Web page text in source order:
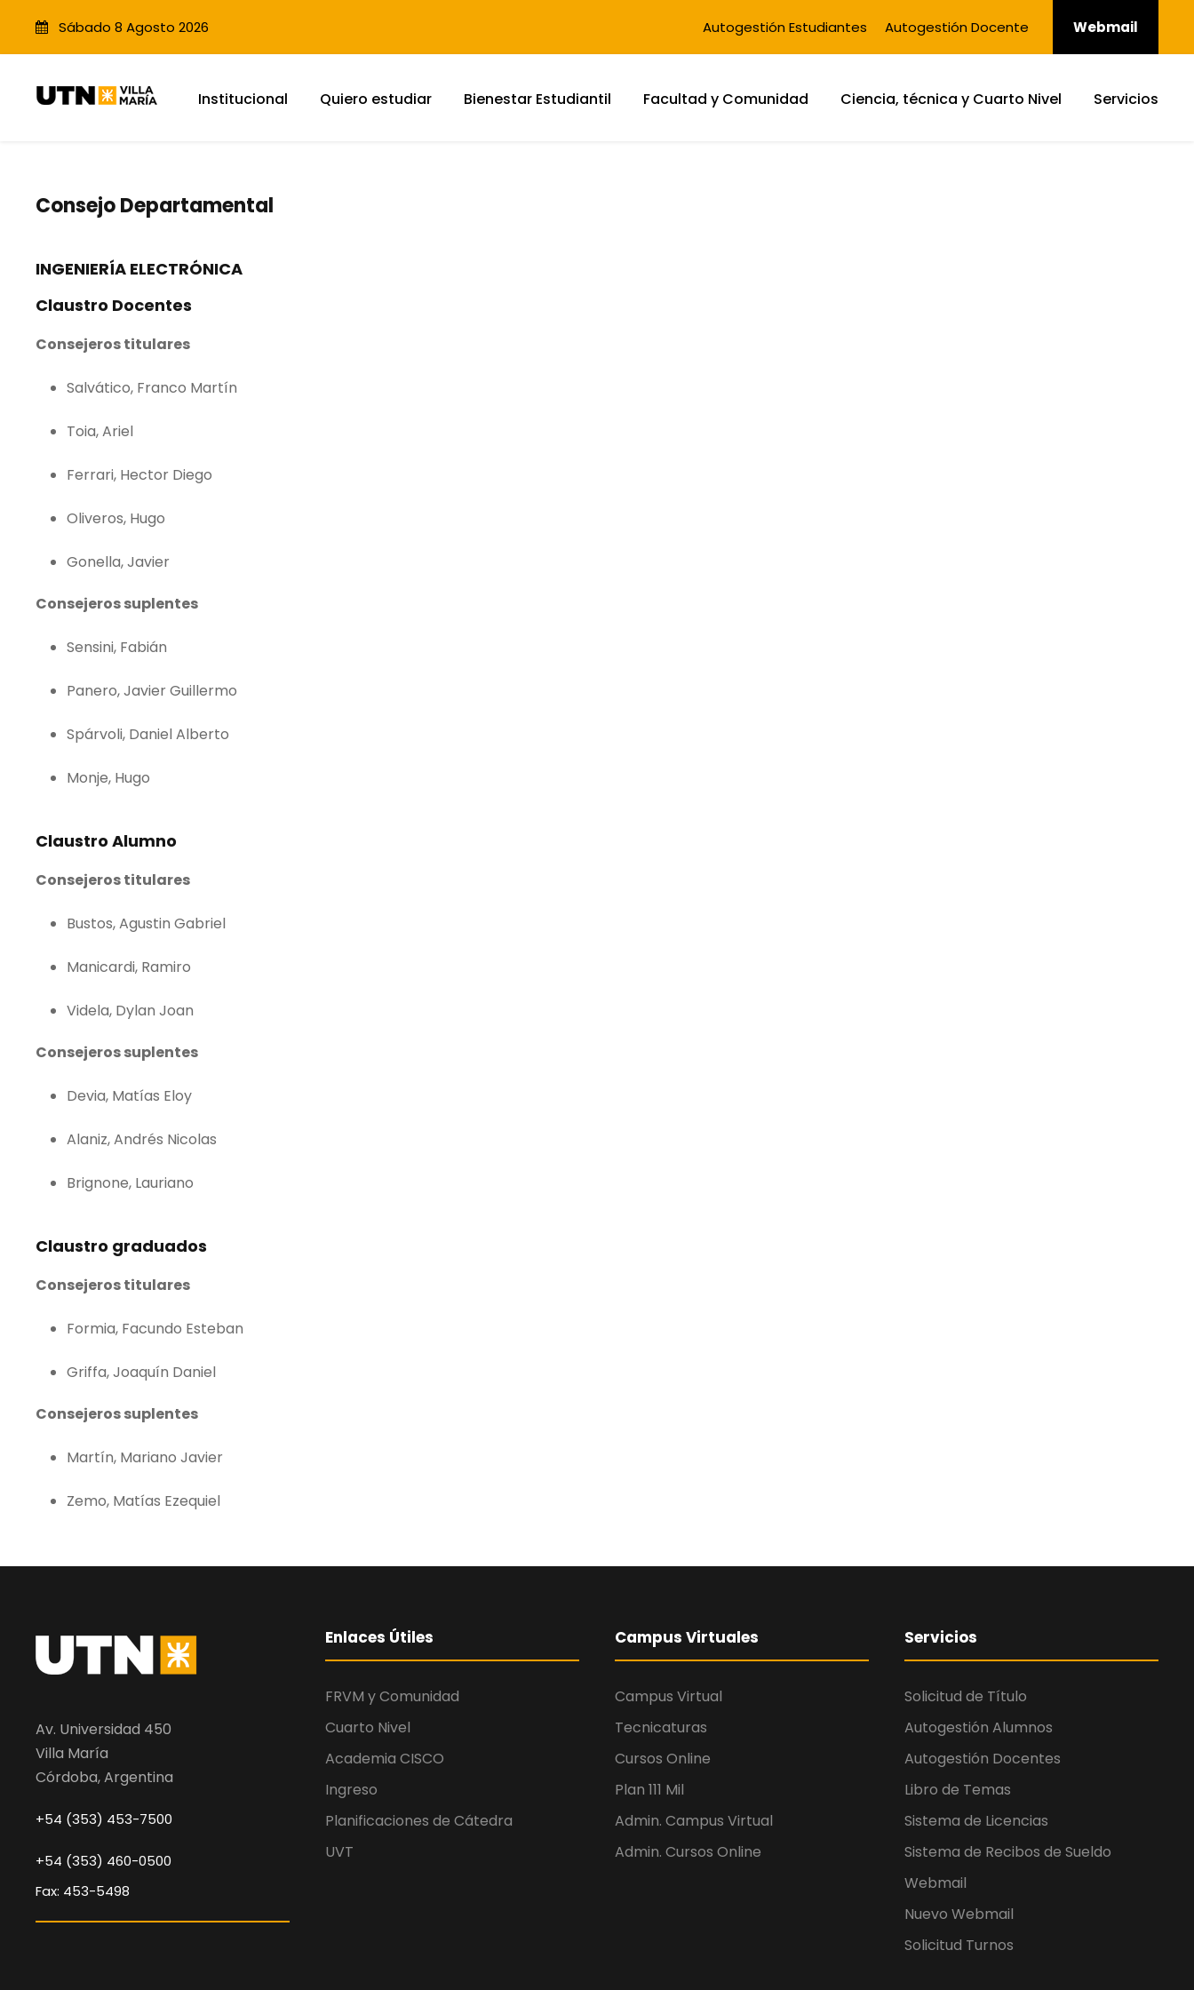
Sábado 8 Agosto 2026 Autogestión Estudiantes Autogestión Docente Webmail
Institucional Quiero estudiar Bienestar Estudiantil Facultad y Comunidad Ciencia, técnica y Cuarto Nivel Servicios
Consejo Departamental
INGENIERÍA ELECTRÓNICA
Claustro Docentes
Consejeros titulares
Salvático, Franco Martín
Toia, Ariel
Ferrari, Hector Diego
Oliveros, Hugo
Gonella, Javier
Consejeros suplentes
Sensini, Fabián
Panero, Javier Guillermo
Spárvoli, Daniel Alberto
Monje, Hugo
Claustro Alumno
Consejeros titulares
Bustos, Agustin Gabriel
Manicardi, Ramiro
Videla, Dylan Joan
Consejeros suplentes
Devia, Matías Eloy
Alaniz, Andrés Nicolas
Brignone, Lauriano
Claustro graduados
Consejeros titulares
Formia, Facundo Esteban
Griffa, Joaquín Daniel
Consejeros suplentes
Martín, Mariano Javier
Zemo, Matías Ezequiel
Av. Universidad 450
Villa María
Córdoba, Argentina
+54 (353) 453-7500
+54 (353) 460-0500
Fax: 453-5498
Enlaces Útiles
FRVM y Comunidad
Cuarto Nivel
Academia CISCO
Ingreso
Planificaciones de Cátedra
UVT
Campus Virtuales
Campus Virtual
Tecnicaturas
Cursos Online
Plan 111 Mil
Admin. Campus Virtual
Admin. Cursos Online
Servicios
Solicitud de Título
Autogestión Alumnos
Autogestión Docentes
Libro de Temas
Sistema de Licencias
Sistema de Recibos de Sueldo
Webmail
Nuevo Webmail
Solicitud Turnos